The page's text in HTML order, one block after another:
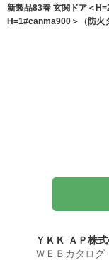
新製品83春 玄関ドア＜
H=1#canma900＞（防火
ＹＫＫ ＡＰ株
ＷＥＢカタログ